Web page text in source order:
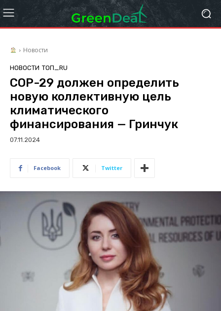
Новости
НОВОСТИ ТОП_RU
СОР-29 должен определить
новую коллективную цель
климатического
финансирования — Гринчук
07.11.2024
Facebook Twitter